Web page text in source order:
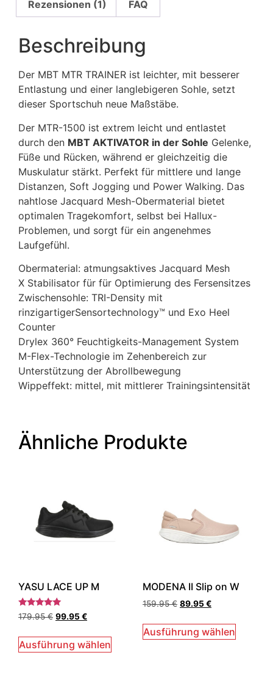
Rezensionen (1) FAQ
Beschreibung
Der MBT MTR TRAINER ist leichter, mit besserer
Entlastung und einer langlebigeren Sohle, setzt
dieser Sportschuh neue Maßstäbe.
Der MTR-1500 ist extrem leicht und entlastet
durch den MBT AKTIVATOR in der Sohle Gelenke,
Füße und Rücken, während er gleichzeitig die
Muskulatur stärkt. Perfekt für mittlere und lange
Distanzen, Soft Jogging und Power Walking. Das
nahtlose Jacquard Mesh-Obermaterial bietet
optimalen Tragekomfort, selbst bei Hallux-
Problemen, und sorgt für ein angenehmes
Laufgefühl.
Obermaterial: atmungsaktives Jacquard Mesh
X Stabilisator für für Optimierung des Fersensitzes
Zwischensohle: TRI-Density mit
rinzigartigerSensortechnology™ und Exo Heel
Counter
Drylex 360° Feuchtigkeits-Management System
M-Flex-Technologie im Zehenbereich zur
Unterstützung der Abrollbewegung
Wippeffekt: mittel, mit mittlerer Trainingsintensität
Ähnliche Produkte
YASU LACE UP M
Bewertet
mit
von 5
179.95€ 99.95€
Ausführung wählen
MODENA II Slip on W
159.95€ 89.95€
Ausführung wählen